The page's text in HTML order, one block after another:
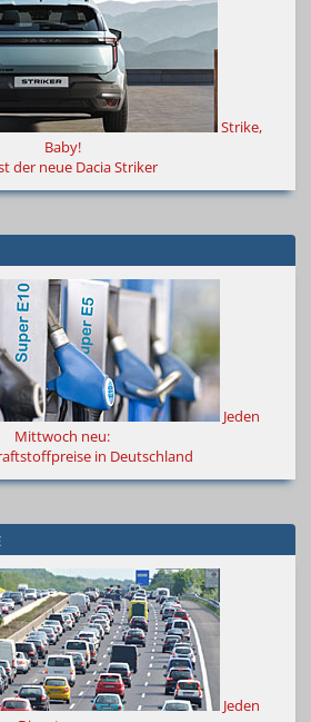
Strike,
Baby!
der neue Dacia Striker
Jeden
Mittwoch neu:
in Deutschland
Jeden